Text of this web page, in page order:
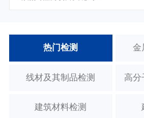
热门检测 金
线材及其制品检测 高分
建筑材料检测